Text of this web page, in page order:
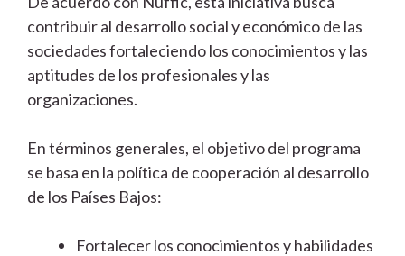
contribuir al desarrollo social y económico de las
sociedades fortaleciendo los conocimientos y las
aptitudes de los profesionales y las
organizaciones.
En términos generales, el objetivo del programa
se basa en la política de cooperación al desarrollo
de los Países Bajos:
Fortalecer los conocimientos y habilidades